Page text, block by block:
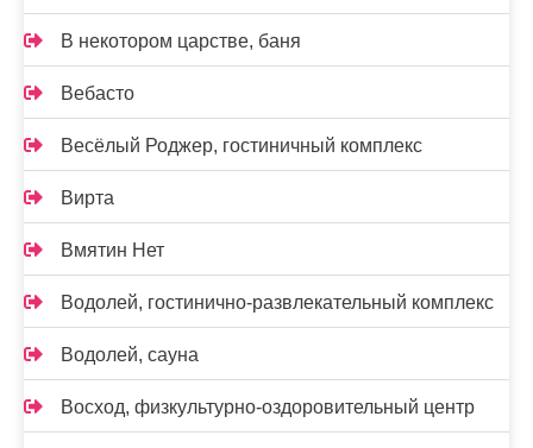
В некотором царстве, баня
Вебасто
Весёлый Роджер, гостиничный комплекс
Вирта
Вмятин Нет
Водолей, гостинично-развлекательный комплекс
Водолей, сауна
Восход, физкультурно-оздоровительный центр